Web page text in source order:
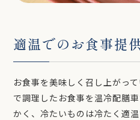
適温でのお食事提
お食事を美味しく召し上がっ
で調理したお食事を温冷配膳
かく、冷たいものは冷たく適温